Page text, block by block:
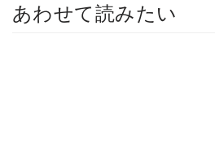
あわせて読みたい